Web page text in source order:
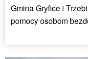
Gmina Gryfice i
pomocy osobom